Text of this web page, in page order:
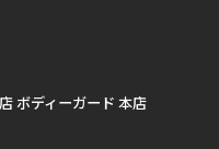
ボディーガード 本店